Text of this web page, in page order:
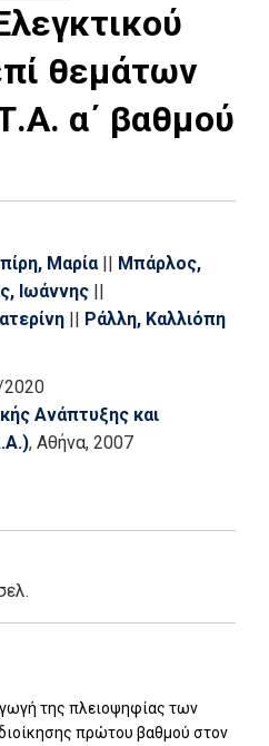
θεμάτων
α΄ βαθμού
Μαρία || Μπάρλος,
Ιωάννης ||
|| Ράλλη, Καλλιόπη
Ανάπτυξης και
, Αθήνα, 2007
της πλειοψηφίας των
πρώτου βαθμού στον